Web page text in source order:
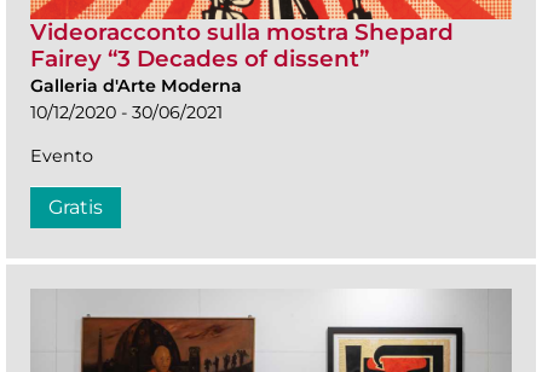
Videoracconto sulla mostra Shepard
Fairey “3 Decades of dissent”
Galleria d'Arte Moderna
10/12/2020 - 30/06/2021
Evento
Gratis